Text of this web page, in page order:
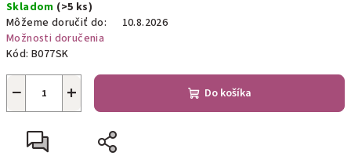
cena:
Skladom (>5 ks)
Môžeme doručiť do:
10.8.2026
Možnosti doručenia
Kód: B077SK
+
− Do košíka